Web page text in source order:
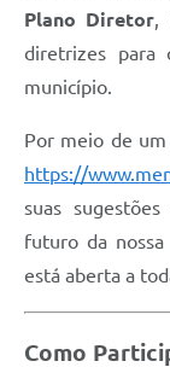
licenciamento
Fale conosco
Plano Diretor,
diretrizes para
município.
Por meio de um
https://
suas
futuro da
está aberta a
Como